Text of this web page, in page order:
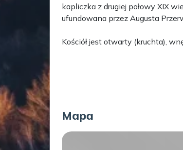
kapliczka z drugiej połowy XIX
ufundowana przez Augusta
Kościół jest otwarty (kruchta),
Mapa